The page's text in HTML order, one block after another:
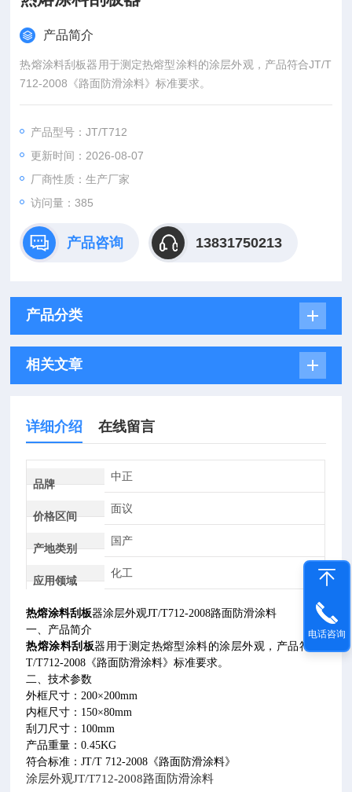
产品简介
热熔涂料刮板器用于测定热熔型涂料的涂层外观，产品符合JT/T
712-2008《路面防滑涂料》标准要求。
产品型号：JT/T712
更新时间：2026-08-07
厂商性质：生产厂家
访问量：385
产品咨询 13831750213
产品分类
相关文章
详细介绍 在线留言
品牌
中正
价格区间
面议
产地类别
国产
应用领域
化工
热熔涂料刮板器涂层外观JT/T712-2008路面防滑涂料
一、产品简介
热熔涂料刮板器用于测定热熔型涂料的涂层外观，产品符合
T/T712-2008 《路面防滑涂料》标准要求。
二、技术参数
外框尺寸：200×200mm
内框尺寸： 150×80mm
刮刀尺寸： 100mm
产品重量：0.45KG
符合标准：JT/T 712-2008 《路面防滑涂料》
涂层外观JT/T712-2008路面防滑涂料
电话咨询